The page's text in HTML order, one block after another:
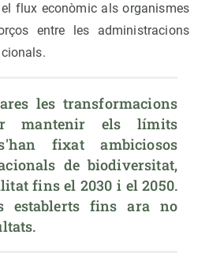
flux econòmic als organismes
entre les administracions
les transformacions
mantenir els límits
fixat ambiciosos
de biodiversitat,
fins el 2030 i el 2050.
establerts fins ara no